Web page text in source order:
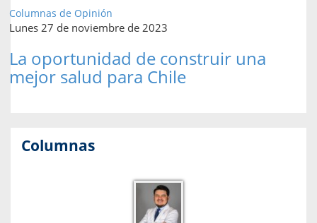
Columnas de Opinión
Lunes 27 de noviembre de 2023
La oportunidad de construir una
mejor salud para Chile
Columnas